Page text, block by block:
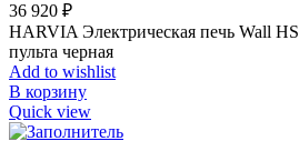
36 920 ₽
HARVIA Электрическая печь Wall
пульта черная
Add to wishlist
В корзину
Quick view